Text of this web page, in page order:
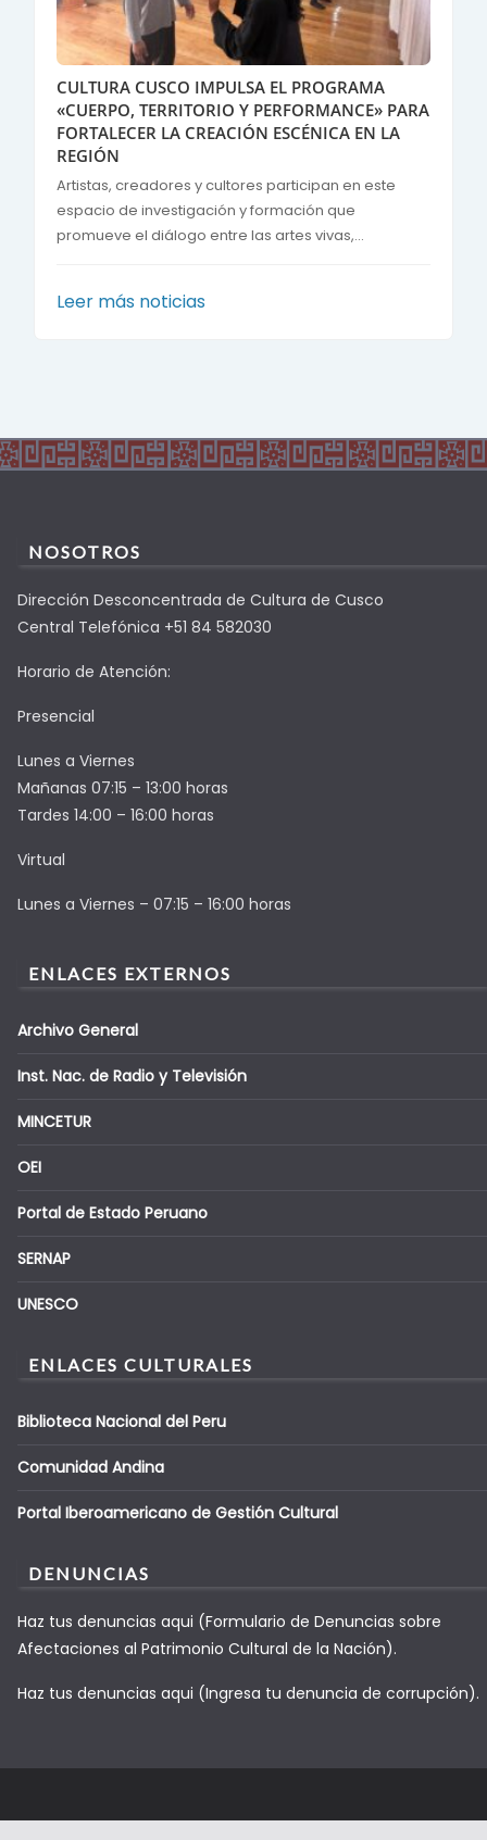
CULTURA CUSCO IMPULSA EL PROGRAMA
«CUERPO, TERRITORIO Y PERFORMANCE» PARA
FORTALECER LA CREACIÓN ESCÉNICA EN LA
REGIÓN
Artistas, creadores y cultores participan en este
espacio de investigación y formación que
promueve el diálogo entre las artes vivas,...
Leer más noticias
NOSOTROS
Dirección Desconcentrada de Cultura de Cusco
Central Telefónica +51 84 582030
Horario de Atención:
Presencial
Lunes a Viernes
Mañanas 07:15 – 13:00 horas
Tardes 14:00 – 16:00 horas
Virtual
Lunes a Viernes – 07:15 – 16:00 horas
ENLACES EXTERNOS
Archivo General
Inst. Nac. de Radio y Televisión
MINCETUR
OEI
Portal de Estado Peruano
SERNAP
UNESCO
ENLACES CULTURALES
Biblioteca Nacional del Peru
Comunidad Andina
Portal Iberoamericano de Gestión Cultural
DENUNCIAS
Haz tus denuncias aqui (Formulario de Denuncias sobre
Afectaciones al Patrimonio Cultural de la Nación).
Haz tus denuncias aqui (Ingresa tu denuncia de corrupción).